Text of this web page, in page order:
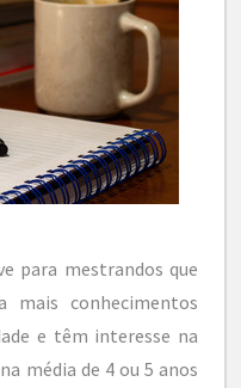
para mestrandos que
mais conhecimentos
e têm interesse na
média de 4 ou 5 anos